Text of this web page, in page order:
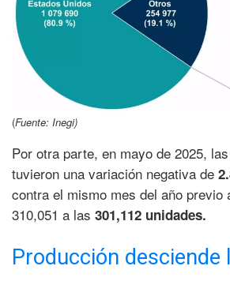
(Fuente: Inegi)
Por otra parte, en mayo de 2025,
tuvieron una variación negativa de
contra el mismo mes del año previo
310,051 a las 301,112 unidades.
Producción desciende